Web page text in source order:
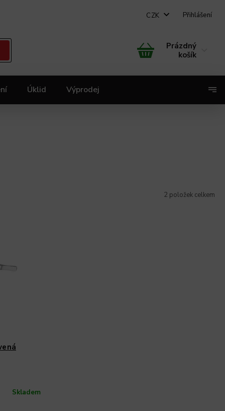
CZK Přihlášení
Prázdný
košík
Úklid Výprodej
2 položek celkem
Skladem